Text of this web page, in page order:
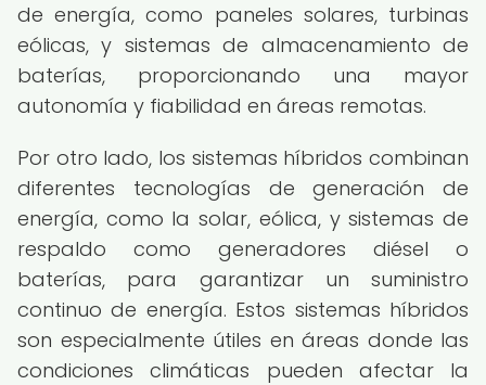
de energía, como paneles solares, turbinas
eólicas, y sistemas de almacenamiento de
baterías, proporcionando una mayor
autonomía y fiabilidad en áreas remotas.
Por otro lado, los sistemas híbridos combinan
diferentes tecnologías de generación de
energía, como la solar, eólica, y sistemas de
respaldo como generadores diésel o
baterías, para garantizar un suministro
continuo de energía. Estos sistemas híbridos
son especialmente útiles en áreas donde las
condiciones climáticas pueden afectar la